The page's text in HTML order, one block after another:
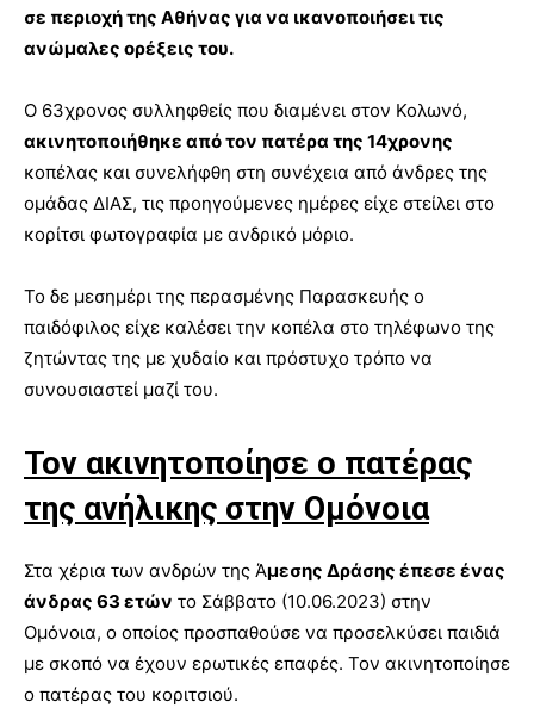
σε περιοχή της Αθήνας για να ικανοποιήσει τις
ανώμαλες ορέξεις του.
Ο 63χρονος συλληφθείς που διαμένει στον Κολωνό,
ακινητοποιήθηκε από τον πατέρα της 14χρονης
κοπέλας και συνελήφθη στη συνέχεια από άνδρες της
ομάδας ΔΙΑΣ, τις προηγούμενες ημέρες είχε στείλει στο
κορίτσι φωτογραφία με ανδρικό μόριο.
Το δε μεσημέρι της περασμένης Παρασκευής ο
παιδόφιλος είχε καλέσει την κοπέλα στο τηλέφωνο της
ζητώντας της με χυδαίο και πρόστυχο τρόπο να
συνουσιαστεί μαζί του.
Τον ακινητοποίησε ο πατέρας
της ανήλικης στην Ομόνοια
Στα χέρια των ανδρών της Άμεσης Δράσης έπεσε ένας
άνδρας 63 ετών το Σάββατο (10.06.2023) στην
Ομόνοια, ο οποίος προσπαθούσε να προσελκύσει παιδιά
με σκοπό να έχουν ερωτικές επαφές. Τον ακινητοποίησε
ο πατέρας του κοριτσιού.